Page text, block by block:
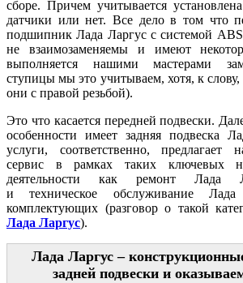
сборе. Причем учитывается
датчики или нет. Все дело в том что
подшипник Лада Ларгус с системой
не взаимозаменяемы и имеют
выполняется нашими мастерами
ступицы мы это учитываем, хотя, к
они с правой резьбой).
Это что касается передней подвески.
особенности имеет задняя подвеска
услуги, соответственно, предлагает
сервис в рамках таких ключевых
деятельности как ремонт Лада
и техническое обслуживание
комплектующих (разговор о такой
Лада Ларгус).
Лада Ларгус –
задней подвески и